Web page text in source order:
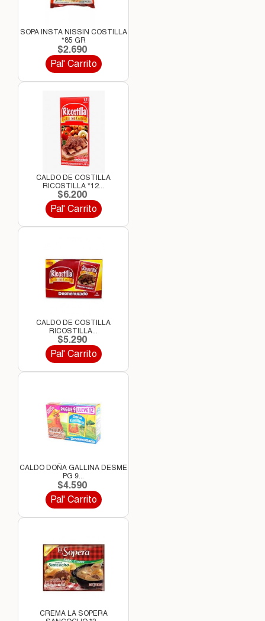
SOPA INSTA NISSIN COSTILLA
*85 GR
$2.690
Pal' Carrito
CALDO DE COSTILLA
RICOSTILLA *12...
$6.200
Pal' Carrito
CALDO DE COSTILLA
RICOSTILLA...
$5.290
Pal' Carrito
CALDO DOÑA GALLINA DESME
PG 9...
$4.590
Pal' Carrito
CREMA LA SOPERA